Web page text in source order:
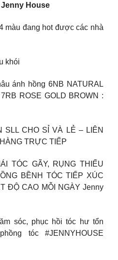
House
màu đang hot được các nhà
khói
ánh hồng 6NB NATURAL
ROSE GOLD BROWN :
SLL CHO SỈ VÀ LẺ – LIÊN
TRỰC TIẾP
TÓC GÃY, RỤNG THIẾU
BỀNH TÓC TIẾP XÚC
ĐỘ CAO MỖI NGÀY Jenny
sóc, phục hồi tóc hư tổn
tóc #JENNYHOUSE